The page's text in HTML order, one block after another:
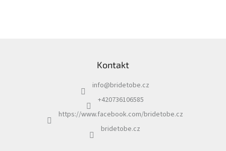
Kontakt
info@bridetobe.cz
+420736106585
https://www.facebook.com/bridetobe.cz
bridetobe.cz